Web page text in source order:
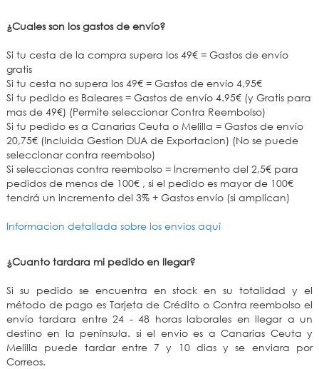
¿Cuales son los gastos de envío?
Si tu cesta de la compra supera los 49€ = Gastos de envío
gratis
Si tu cesta no supera los 49€ = Gastos de envío 4,95€
Si tu pedido es Baleares = Gastos de envío 4.95€ (y Gratis para
mas de 49€) (Permite seleccionar Contra Reembolso)
Si tu pedido es a Canarias Ceuta o Melilla = Gastos de envío
20,75€ (Incluida Gestion DUA de Exportacion) (No se puede
seleccionar contra reembolso)
Si seleccionas contra reembolso = Incremento del 2,5€ para
pedidos de menos de 100€ , si el pedido es mayor de 100€
tendrá un incremento del 3% + Gastos envío (si amplican)
Informacion detallada sobre los envios aquí
¿Cuanto tardara mi pedido en llegar?
Si su pedido se encuentra en stock en su totalidad y el
método de pago es Tarjeta de Crédito o Contra reembolso el
envío tardara entre 24 - 48 horas laborales en llegar a un
destino en la península. si el envio es a Canarias Ceuta y
Melilla puede tardar entre 7 y 10 dias y se enviara por
Correos.